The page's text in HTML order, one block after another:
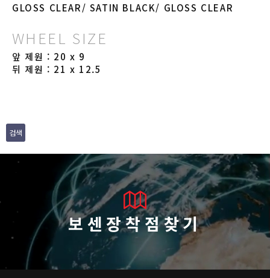
GLOSS CLEAR/ SATIN BLACK/ GLOSS CLEAR
WHEEL SIZE
앞 제원 : 20 x 9
뒤 제원 : 21 x 12.5
검색
보센장착점찾기